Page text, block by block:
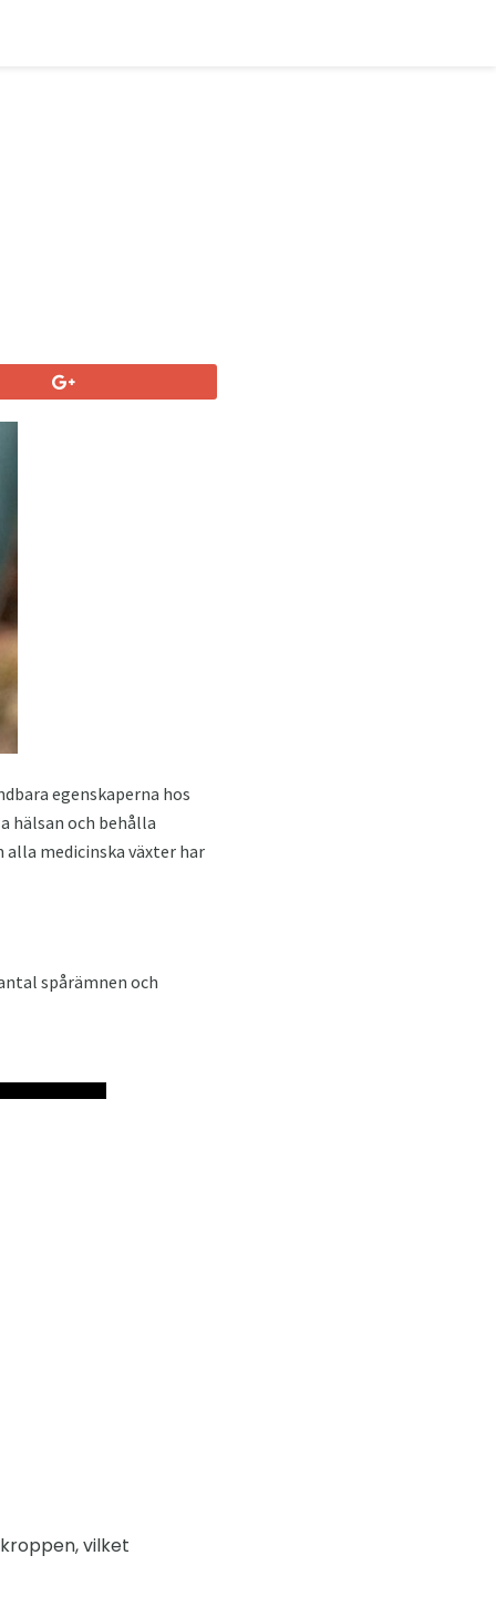
egenskaperna hos
hälsan och behålla
alla medicinska växter har
spårämnen och
vilket